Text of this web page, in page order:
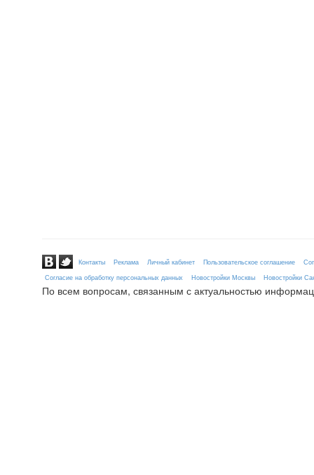
Контакты Реклама Личный кабинет Пользовательское соглашение
Согласие на обработку персональных данных
Новостройки Москвы Новостройки
По всем вопросам, связанным с актуальностью